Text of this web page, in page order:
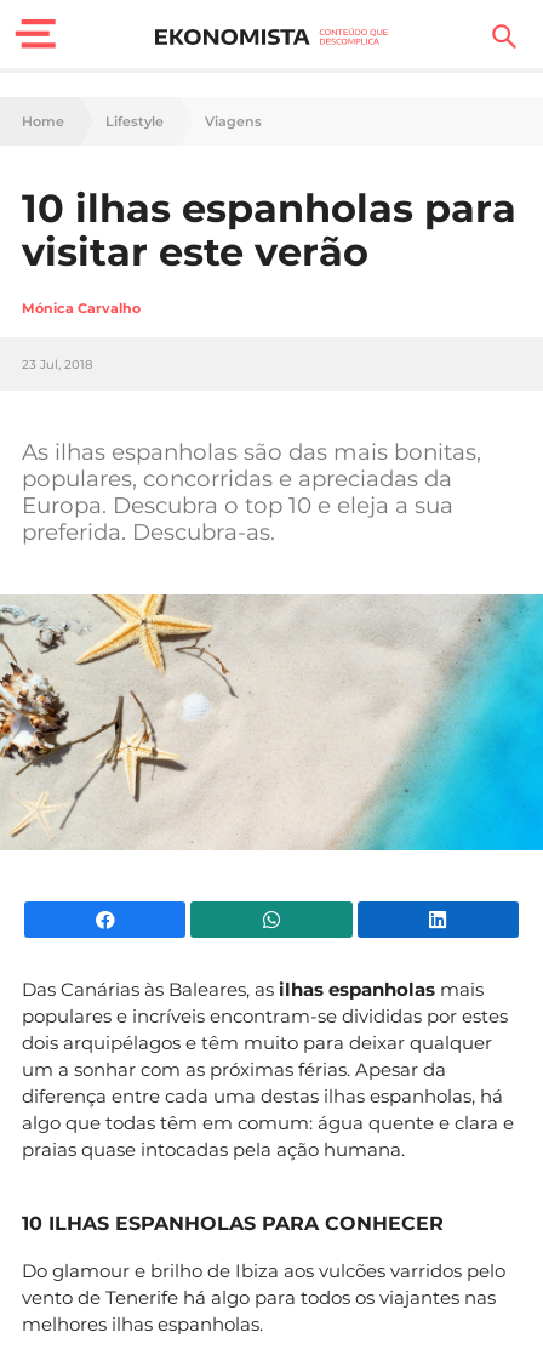
Finanças Pessoais
Carreira
Tecnologia
Negócios
Home Lifestyle Viagens
10 ilhas espanholas para
visitar este verão
Mónica Carvalho
23 Jul, 2018
As ilhas espanholas são das mais bonitas,
populares, concorridas e apreciadas da
Europa. Descubra o top 10 e eleja a sua
preferida. Descubra-as.
Facebook WhatsApp
Das Canárias às Baleares, as ilhas espanholas mais
populares e incríveis encontram-se divididas por estes
dois arquipélagos e têm muito para deixar qualquer
um a sonhar com as próximas férias. Apesar da
diferença entre cada uma destas ilhas espanholas, há
algo que todas têm em comum: água quente e clara e
praias quase intocadas pela ação humana.
10 ILHAS ESPANHOLAS PARA CONHECER
Do glamour e brilho de Ibiza aos vulcões varridos pelo
vento de Tenerife há algo para todos os viajantes nas
melhores ilhas espanholas.